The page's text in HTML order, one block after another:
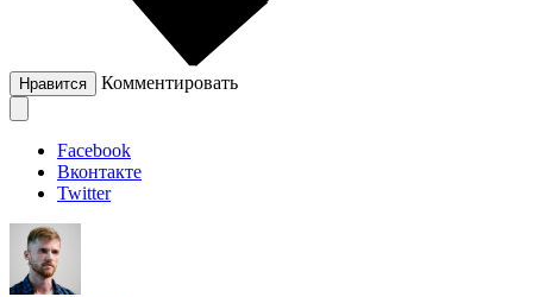
Нравится Комментировать
Facebook
Вконтакте
Twitter